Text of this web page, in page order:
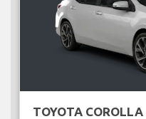
TOYOTA COROLLA